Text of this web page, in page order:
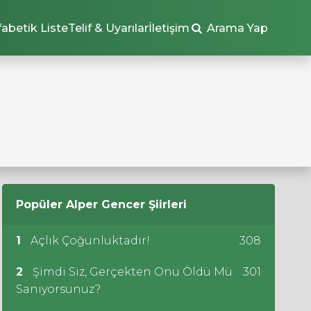
ListeTelif & Uyarılarİletişim Arama Yap
Popüler Alper GencerŞiirleri
1 Açlık Çoğunluktadır! 308
2
Şimdi Siz, Gerçekten Onu Öldü Mü
Sanıyorsunuz?
301